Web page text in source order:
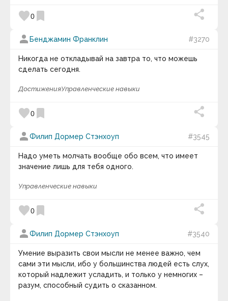
favorite0 bookmark
person Бенджамин Франклин #3270
Никогда не откладывай на завтра то, что можешь
сделать сегодня.
ДостиженияУправленческие навыки
favorite0 bookmark
personФилип Дормер Стэнхоуп #3545
Надо уметь молчать вообще обо всем, что имеет
значение лишь для тебя одного.
Управленческие навыки
favorite0 bookmark
personФилип Дормер Стэнхоуп #3540
Умение выразить свои мысли не менее важно, чем
сами эти мысли, ибо у большинства людей есть слух,
который надлежит усладить, и только у немногих –
разум, способный судить о сказанном.